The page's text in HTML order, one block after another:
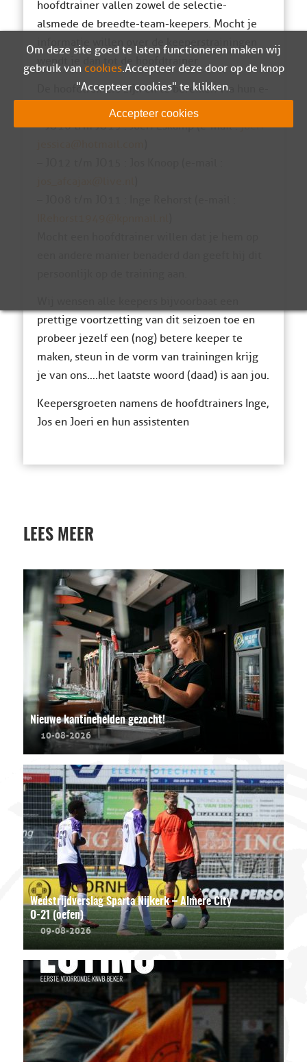
hoofdtrainer vallen zowel de selectie-
alsmede de breedte-team-keepers. Mocht je
informatie willen over de keeperstrainingen
wendt je dan tot de hoofdtrainer.
De hoofdtrainers zijn en te bereiken via hun e-
– JO16 t/m JO19 : Joeri Eskamp (e-mail :joeri-
prettige voortzetting van dit seizoen toe en
probeer jezelf een (nog) betere keeper te
maken, steun in de vorm van trainingen krijg
je van ons….het laatste woord (daad) is aan jou.
Keepersgroeten namens de hoofdtrainers Inge,
Jos en Joeri en hun assistenten
LEES MEER
Nieuwe kantinehelden gezocht!
10-08-2026
Wedstrijdverslag Sparta Nijkerk – Almere City
O-21 (oefen)
09-08-2026
Om deze site goed te laten functioneren maken wij
gebruik van cookies. Accepteer deze door op de knop
"Accepteer cookies" te klikken.
Accepteer cookies